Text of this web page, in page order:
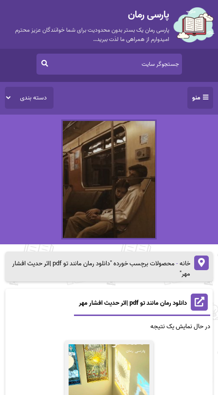
پارسی رمان
پارسی رمان یک بستر بدون محدودیت برای شما خوانندگان عزیز محترم
امیدوارم از همراهی ما لذت ببرید…
منو
خانه-
محصولات برچسب خورده "دانلود رمان مانند تو pdf |اثر حدیث افشار
مهر"
دانلود رمان مانند تو pdf |اثر حدیث افشار مهر
در حال نمایش یک نتیجه